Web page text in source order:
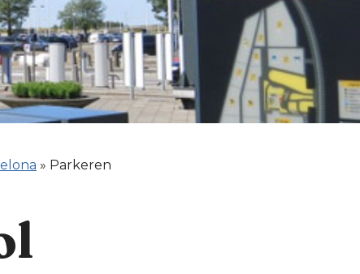
» Parkeren